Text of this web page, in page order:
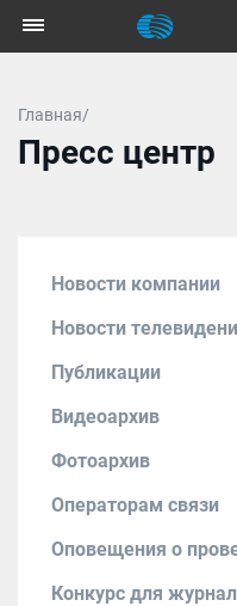
Главная/
Пресс центр
Новости компании
Новости
Публикации
Видеоархив
Фотоархив
Операторам связи
Оповещения о
Конкурс для